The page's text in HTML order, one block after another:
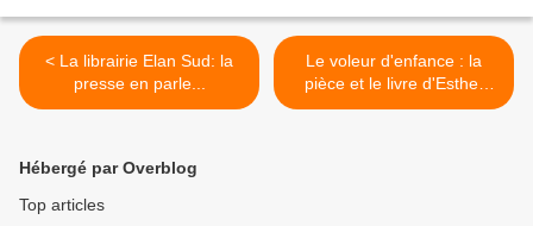
< La librairie Elan Sud: la
presse en parle...
Le voleur d'enfance : la
pièce et le livre d'Esther
Mello, chez Elan Sud >
Hébergé par Overblog
Top articles